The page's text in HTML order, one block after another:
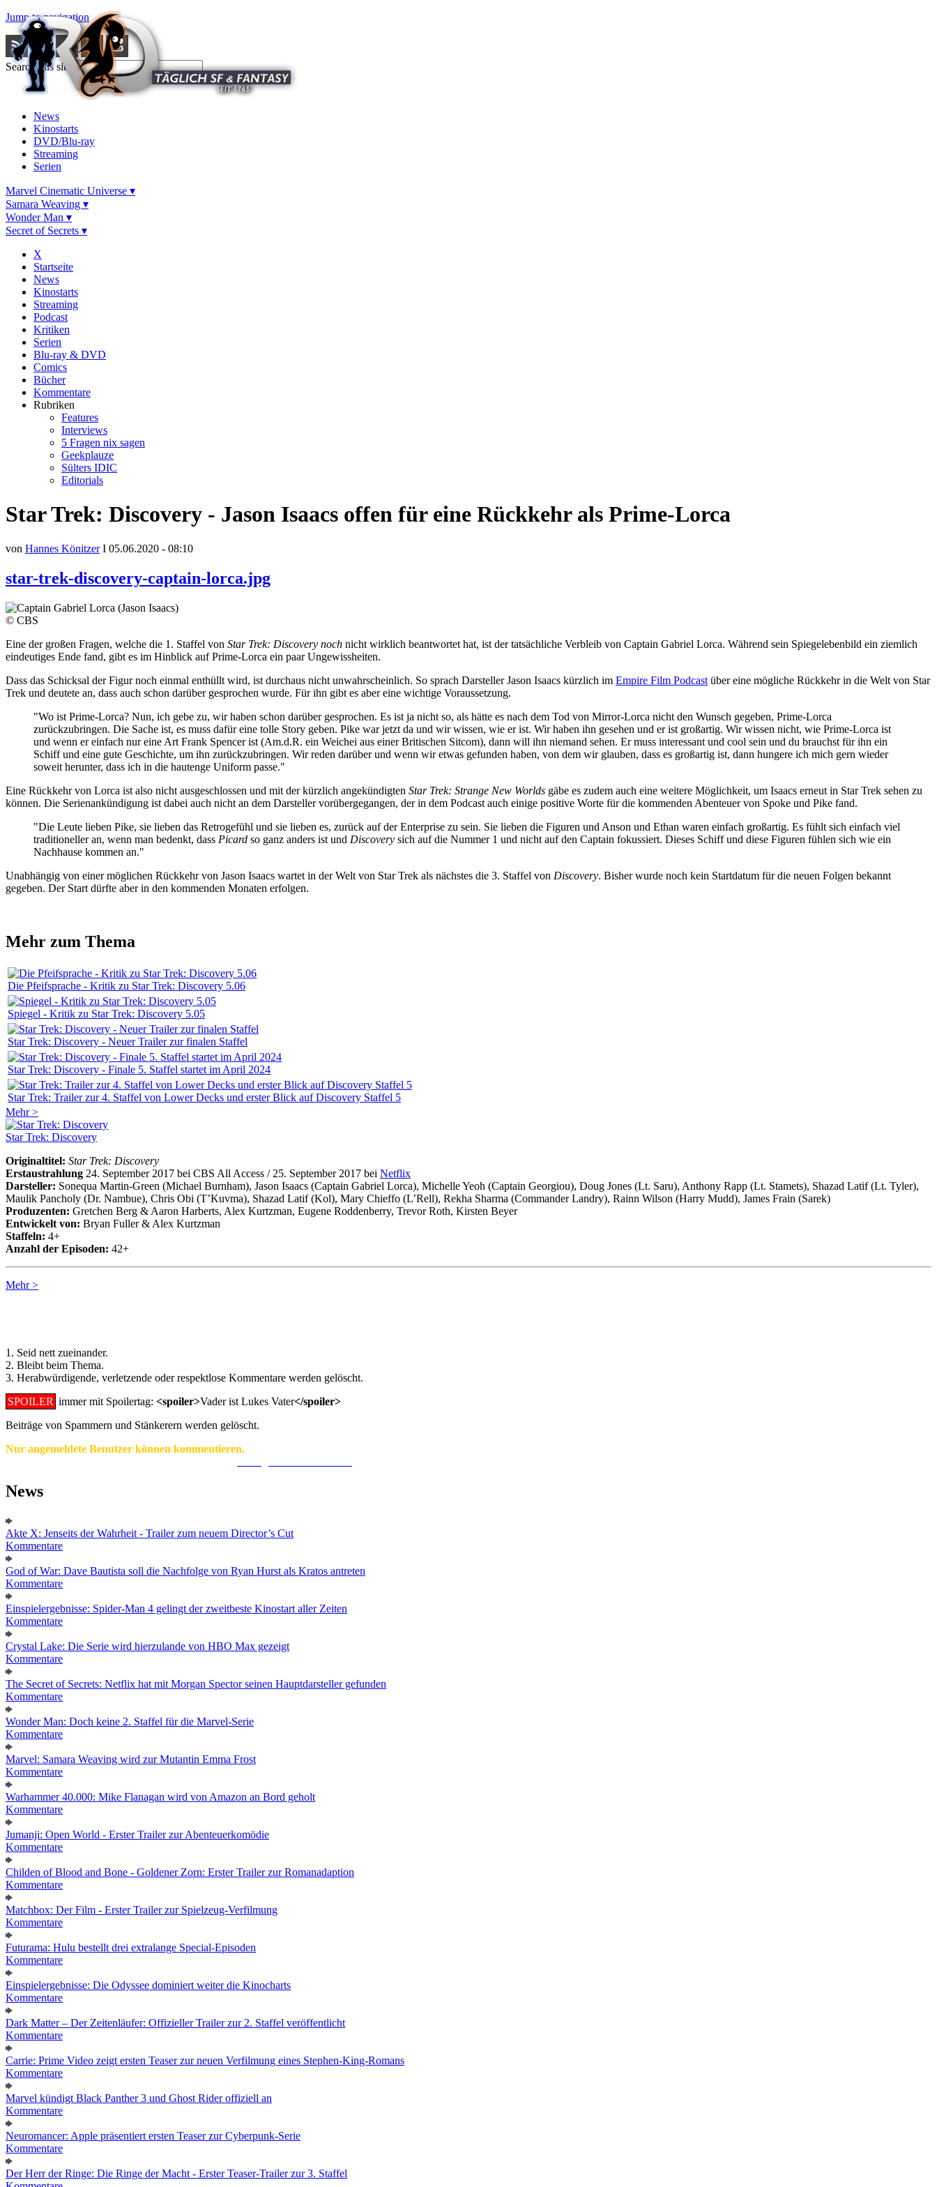
Jump to navigation
Search this site
News
Kinostarts
DVD/Blu-ray
Streaming
Serien
Marvel Cinematic Universe ▾
Samara Weaving ▾
Wonder Man ▾
Secret of Secrets ▾
X
Startseite
News
Kinostarts
Streaming
Podcast
Kritiken
Serien
Blu-ray & DVD
Comics
Bücher
Kommentare
Rubriken
Features
Interviews
5 Fragen nix sagen
Geekplauze
Sülters IDIC
Editorials
Star Trek: Discovery - Jason Isaacs offen für eine Rückkehr als Prime-Lorca
von Hannes KönitzerI 05.06.2020 - 08:10
star-trek-discovery-captain-lorca.jpg
© CBS
Eine der großen Fragen, welche die 1. Staffel von Star Trek: Discovery noch nicht wirklich beantwortet hat, ist der tatsächliche Verbleib von Captain Gabriel Lorca. Während sein Spiegelebenbild ein ziemlich
eindeutiges Ende fand, gibt es im Hinblick auf Prime-Lorca ein paar Ungewissheiten.
Dass das Schicksal der Figur noch einmal enthüllt wird, ist durchaus nicht unwahrscheinlich. So sprach Darsteller Jason Isaacs kürzlich im Empire Film Podcast über eine mögliche Rückkehr in die Welt von Star
Trek und deutete an, dass auch schon darüber gesprochen wurde. Für ihn gibt es aber eine wichtige Voraussetzung.
"Wo ist Prime-Lorca? Nun, ich gebe zu, wir haben schon darüber gesprochen. Es ist ja nicht so, als hätte es nach dem Tod von Mirror-Lorca nicht den Wunsch gegeben, Prime-Lorca
zurückzubringen. Die Sache ist, es muss dafür eine tolle Story geben. Pike war jetzt da und wir wissen, wie er ist. Wir haben ihn gesehen und er ist großartig. Wir wissen nicht, wie Prime-Lorca ist
und wenn er einfach nur eine Art Frank Spencer ist (Am.d.R. ein Weichei aus einer Britischen Sitcom), dann will ihn niemand sehen. Er muss interessant und cool sein und du brauchst für ihn ein
Schiff und eine gute Geschichte, um ihn zurückzubringen. Wir reden darüber und wenn wir etwas gefunden haben, von dem wir glauben, dass es großartig ist, dann hungere ich mich gern wieder
soweit herunter, dass ich in die hautenge Uniform passe."
Eine Rückkehr von Lorca ist also nicht ausgeschlossen und mit der kürzlich angekündigten Star Trek: Strange New Worlds gäbe es zudem auch eine weitere Möglichkeit, um Isaacs erneut in Star Trek sehen zu
können. Die Serienankündigung ist dabei auch nicht an dem Darsteller vorübergegangen, der in dem Podcast auch einige positive Worte für die kommenden Abenteuer von Spoke und Pike fand.
"Die Leute lieben Pike, sie lieben das Retrogefühl und sie lieben es, zurück auf der Enterprise zu sein. Sie lieben die Figuren und Anson und Ethan waren einfach großartig. Es fühlt sich einfach viel
traditioneller an, wenn man bedenkt, dass Picard so ganz anders ist und Discovery sich auf die Nummer 1 und nicht auf den Captain fokussiert. Dieses Schiff und diese Figuren fühlen sich wie ein
Nachhause kommen an."
Unabhängig von einer möglichen Rückkehr von Jason Isaacs wartet in der Welt von Star Trek als nächstes die 3. Staffel von Discovery. Bisher wurde noch kein Startdatum für die neuen Folgen bekannt
gegeben. Der Start dürfte aber in den kommenden Monaten erfolgen.
Mehr zum Thema
Die Pfeifsprache - Kritik zu Star Trek: Discovery 5.06
Spiegel - Kritik zu Star Trek: Discovery 5.05
Star Trek: Discovery - Neuer Trailer zur finalen Staffel
Star Trek: Discovery - Finale 5. Staffel startet im April 2024
Star Trek: Trailer zur 4. Staffel von Lower Decks und erster Blick auf Discovery Staffel 5
Mehr >
Star Trek: Discovery
Originaltitel: Star Trek: Discovery
Erstaustrahlung 24. September 2017 bei CBS All Access / 25. September 2017 bei Netflix
Darsteller: Sonequa Martin-Green (Michael Burnham), Jason Isaacs (Captain Gabriel Lorca), Michelle Yeoh (Captain Georgiou), Doug Jones (Lt. Saru), Anthony Rapp (Lt. Stamets), Shazad Latif (Lt. Tyler),
Maulik Pancholy (Dr. Nambue), Chris Obi (T’Kuvma), Shazad Latif (Kol), Mary Chieffo (L’Rell), Rekha Sharma (Commander Landry), Rainn Wilson (Harry Mudd), James Frain (Sarek)
Produzenten: Gretchen Berg & Aaron Harberts, Alex Kurtzman, Eugene Roddenberry, Trevor Roth, Kirsten Beyer
Entwickelt von: Bryan Fuller & Alex Kurtzman
Staffeln: 4+
Anzahl der Episoden: 42+
Mehr >
1. Seid nett zueinander.
2. Bleibt beim Thema.
3. Herabwürdigende, verletzende oder respektlose Kommentare werden gelöscht.
SPOILER immer mit Spoilertag: <spoiler>Vader ist Lukes Vater</spoiler>
Beiträge von Spammern und Stänkerern werden gelöscht.
Nur angemeldete Benutzer können kommentieren.
News
Akte X: Jenseits der Wahrheit - Trailer zum neuem Director’s Cut
Kommentare
God of War: Dave Bautista soll die Nachfolge von Ryan Hurst als Kratos antreten
Kommentare
Einspielergebnisse: Spider-Man 4 gelingt der zweitbeste Kinostart aller Zeiten
Kommentare
Crystal Lake: Die Serie wird hierzulande von HBO Max gezeigt
Kommentare
The Secret of Secrets: Netflix hat mit Morgan Spector seinen Hauptdarsteller gefunden
Kommentare
Wonder Man: Doch keine 2. Staffel für die Marvel-Serie
Kommentare
Marvel: Samara Weaving wird zur Mutantin Emma Frost
Kommentare
Warhammer 40.000: Mike Flanagan wird von Amazon an Bord geholt
Kommentare
Jumanji: Open World - Erster Trailer zur Abenteuerkomödie
Kommentare
Childen of Blood and Bone - Goldener Zorn: Erster Trailer zur Romanadaption
Kommentare
Matchbox: Der Film - Erster Trailer zur Spielzeug-Verfilmung
Kommentare
Futurama: Hulu bestellt drei extralange Special-Episoden
Kommentare
Einspielergebnisse: Die Odyssee dominiert weiter die Kinocharts
Kommentare
Dark Matter – Der Zeitenläufer: Offizieller Trailer zur 2. Staffel veröffentlicht
Kommentare
Carrie: Prime Video zeigt ersten Teaser zur neuen Verfilmung eines Stephen-King-Romans
Kommentare
Marvel kündigt Black Panther 3 und Ghost Rider offiziell an
Kommentare
Neuromancer: Apple präsentiert ersten Teaser zur Cyberpunk-Serie
Kommentare
Der Herr der Ringe: Die Ringe der Macht - Erster Teaser-Trailer zur 3. Staffel